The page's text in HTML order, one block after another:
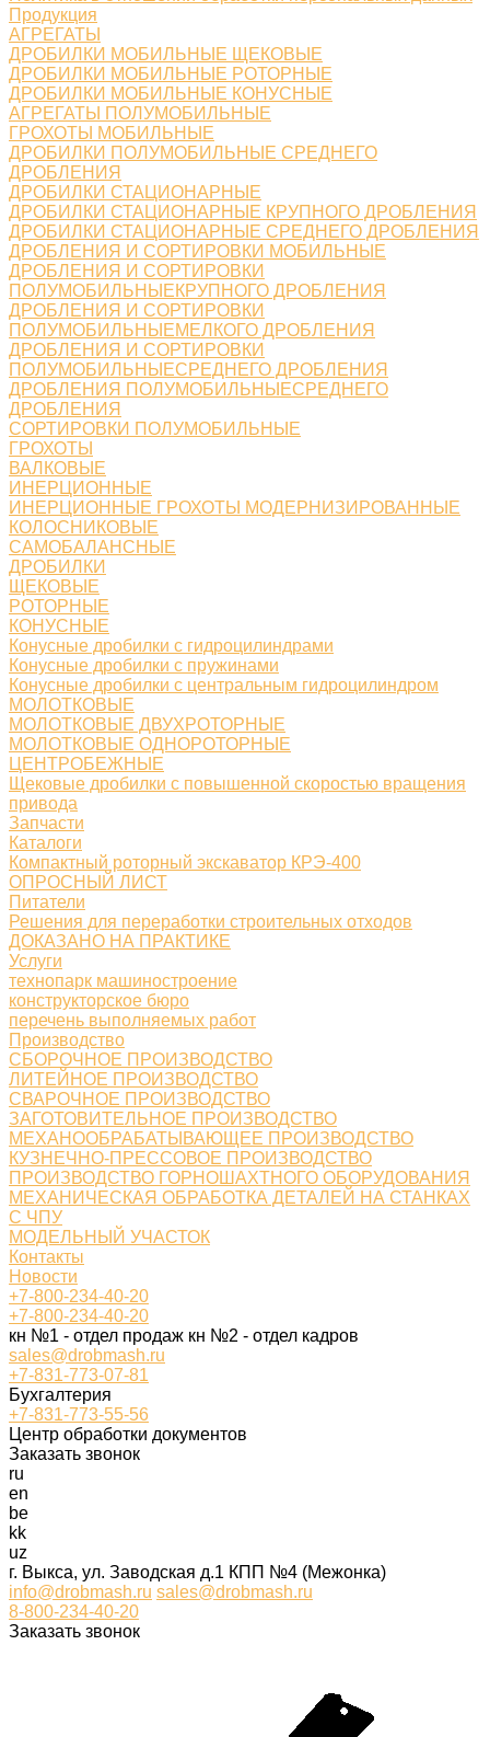
Продукция
АГРЕГАТЫ
ДРОБИЛКИ МОБИЛЬНЫЕ ЩЕКОВЫЕ
ДРОБИЛКИ МОБИЛЬНЫЕ РОТОРНЫЕ
ДРОБИЛКИ МОБИЛЬНЫЕ КОНУСНЫЕ
АГРЕГАТЫ ПОЛУМОБИЛЬНЫЕ
ГРОХОТЫ МОБИЛЬНЫЕ
ДРОБИЛКИ ПОЛУМОБИЛЬНЫЕ СРЕДНЕГО
ДРОБЛЕНИЯ
ДРОБИЛКИ СТАЦИОНАРНЫЕ
ДРОБИЛКИ СТАЦИОНАРНЫЕ КРУПНОГО ДРОБЛЕНИЯ
ДРОБИЛКИ СТАЦИОНАРНЫЕ СРЕДНЕГО ДРОБЛЕНИЯ
ДРОБЛЕНИЯ И СОРТИРОВКИ МОБИЛЬНЫЕ
ДРОБЛЕНИЯ И СОРТИРОВКИ
ПОЛУМОБИЛЬНЫЕКРУПНОГО ДРОБЛЕНИЯ
ДРОБЛЕНИЯ И СОРТИРОВКИ
ПОЛУМОБИЛЬНЫЕМЕЛКОГО ДРОБЛЕНИЯ
ДРОБЛЕНИЯ И СОРТИРОВКИ
ПОЛУМОБИЛЬНЫЕСРЕДНЕГО ДРОБЛЕНИЯ
ДРОБЛЕНИЯ ПОЛУМОБИЛЬНЫЕСРЕДНЕГО
ДРОБЛЕНИЯ
СОРТИРОВКИ ПОЛУМОБИЛЬНЫЕ
ГРОХОТЫ
ВАЛКОВЫЕ
ИНЕРЦИОННЫЕ
ИНЕРЦИОННЫЕ ГРОХОТЫ МОДЕРНИЗИРОВАННЫЕ
КОЛОСНИКОВЫЕ
САМОБАЛАНСНЫЕ
ДРОБИЛКИ
ЩЕКОВЫЕ
РОТОРНЫЕ
КОНУСНЫЕ
Конусные дробилки с гидроцилиндрами
Конусные дробилки с пружинами
Конусные дробилки с центральным гидроцилиндром
МОЛОТКОВЫЕ
МОЛОТКОВЫЕ ДВУХРОТОРНЫЕ
МОЛОТКОВЫЕ ОДНОРОТОРНЫЕ
ЦЕНТРОБЕЖНЫЕ
Щековые дробилки с повышенной скоростью вращения
привода
Запчасти
Каталоги
Компактный роторный экскаватор КРЭ-400
ОПРОСНЫЙ ЛИСТ
Питатели
Решения для переработки строительных отходов
ДОКАЗАНО НА ПРАКТИКЕ
Услуги
технопарк машиностроение
конструкторское бюро
перечень выполняемых работ
Производство
СБОРОЧНОЕ ПРОИЗВОДСТВО
ЛИТЕЙНОЕ ПРОИЗВОДСТВО
СВАРОЧНОЕ ПРОИЗВОДСТВО
ЗАГОТОВИТЕЛЬНОЕ ПРОИЗВОДСТВО
МЕХАНООБРАБАТЫВАЮЩЕЕ ПРОИЗВОДСТВО
КУЗНЕЧНО-ПРЕССОВОЕ ПРОИЗВОДСТВО
ПРОИЗВОДСТВО ГОРНОШАХТНОГО ОБОРУДОВАНИЯ
МЕХАНИЧЕСКАЯ ОБРАБОТКА ДЕТАЛЕЙ НА СТАНКАХ
С ЧПУ
МОДЕЛЬНЫЙ УЧАСТОК
Контакты
Новости
+7-800-234-40-20
+7-800-234-40-20
кн №1 - отдел продаж кн №2 - отдел кадров
sales@drobmash.ru
+7-831-773-07-81
Бухгалтерия
+7-831-773-55-56
Центр обработки документов
Заказать звонок
ru
en
be
kk
uz
г. Выкса, ул. Заводская д.1 КПП №4 (Межонка)
info@drobmash.ru sales@drobmash.ru
8-800-234-40-20
Заказать звонок